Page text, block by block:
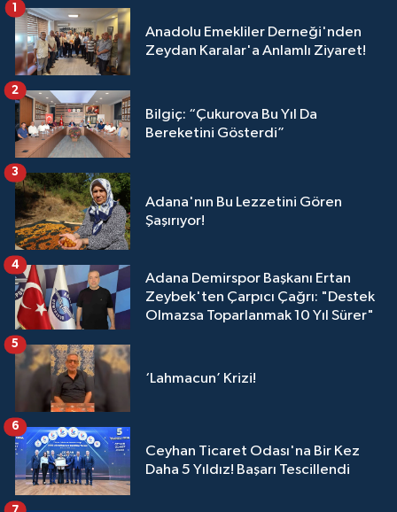
Anadolu Emekliler Derneği'nden
Zeydan Karalar'a Anlamlı Ziyaret!
1
Bilgiç: “Çukurova Bu Yıl Da
Bereketini Gösterdi”
2
Adana'nın Bu Lezzetini Gören
Şaşırıyor!
3
Adana Demirspor Başkanı Ertan
Zeybek'ten Çarpıcı Çağrı: "Destek
Olmazsa Toparlanmak 10 Yıl Sürer"
4
‘Lahmacun’ Krizi!
5
Ceyhan Ticaret Odası'na Bir Kez
Daha 5 Yıldız! Başarı Tescillendi
6
7